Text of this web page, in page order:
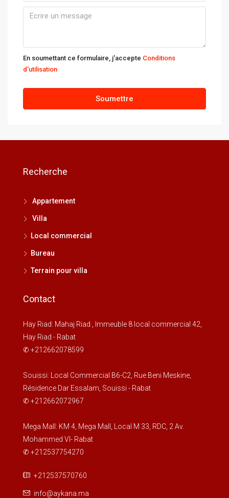
En soumettant ce formulaire, j'accepte Conditions
d'utilisation
Soumettre
Recherche
Appartement
Villa
Local commercial
Bureau
Terrain pour villa
Contact
Hay Riad: Mahaj Riad , Immeuble 8 local commercial 42,
Hay Riad - Rabat
✆ +212662078599
Souissi: Local Commercial B6-C2, Rue Beni Meskine,
Résidence Dar Essalam, Souissi - Rabat
✆ +212662072967
Mega Mall: KM 4, Mega Mall, Local M 33, RDC, 2 Av.
Mohammed VI- Rabat
✆ +212537754270
+212537570760
info@aykana.ma